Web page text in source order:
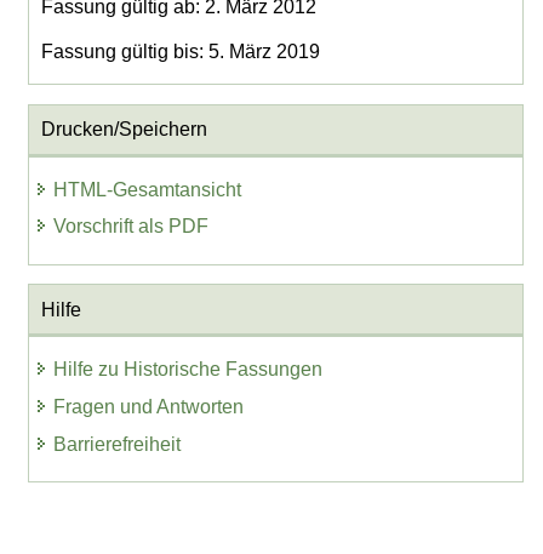
Fassung gültig ab: 2. März 2012
Fassung gültig bis: 5. März 2019
Drucken/Speichern
HTML-Gesamtansicht
Vorschrift als PDF
Hilfe
Hilfe zu Historische Fassungen
Fragen und Antworten
Barrierefreiheit